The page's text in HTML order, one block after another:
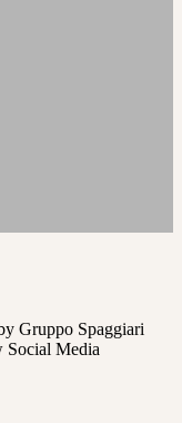
Gruppo Spaggiari
Social Media